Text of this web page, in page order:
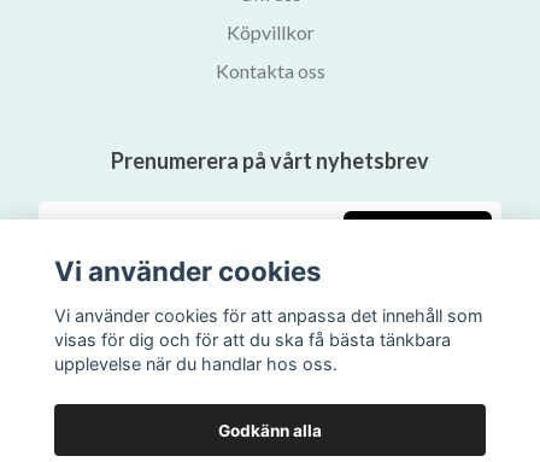
Köpvillkor
Kontakta oss
Prenumerera på vårt nyhetsbrev
Vi använder cookies
Vi använder cookies för att anpassa det innehåll som
visas för dig och för att du ska få bästa tänkbara
upplevelse när du handlar hos oss.
Godkänn alla